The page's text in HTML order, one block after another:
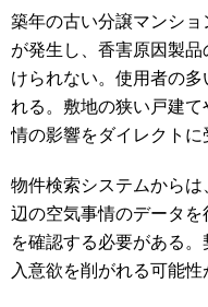
築年の古い分譲マンシ
が発生し、香害原因製
けられない。使用者の
れる。敷地の狭い戸建
情の影響をダイレクトに
物件検索システムから
辺の空気事情のデータ
を確認する必要がある
入意欲を削がれる可能性